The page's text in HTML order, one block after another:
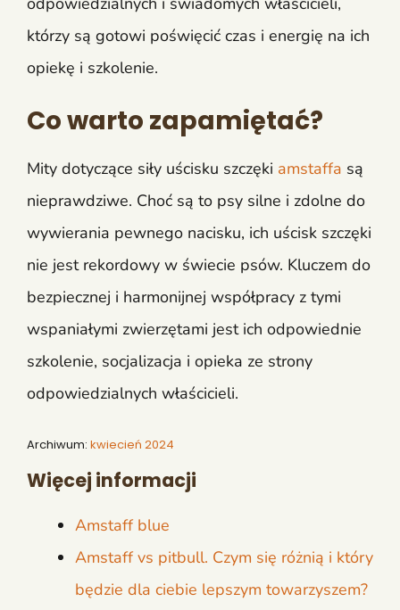
którzy są gotowi poświęcić czas i energię na ich
opiekę i szkolenie.
Co warto zapamiętać?
Mity dotyczące siły uścisku szczęki amstaffa są
nieprawdziwe. Choć są to psy silne i zdolne do
wywierania pewnego nacisku, ich uścisk szczęki
nie jest rekordowy w świecie psów. Kluczem do
bezpiecznej i harmonijnej współpracy z tymi
wspaniałymi zwierzętami jest ich odpowiednie
szkolenie, socjalizacja i opieka ze strony
odpowiedzialnych właścicieli.
Archiwum: kwiecień 2024
Więcej informacji
Amstaff blue
Amstaff vs pitbull. Czym się różnią i który
będzie dla ciebie lepszym towarzyszem?